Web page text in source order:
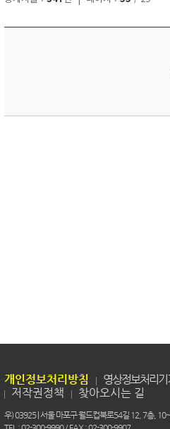
개인정보처리방침 영상정보처리기
저작권정책
찾아오시는 길
우) 03925 | 서울 마포구 월드컵북로54길 12, 7층,